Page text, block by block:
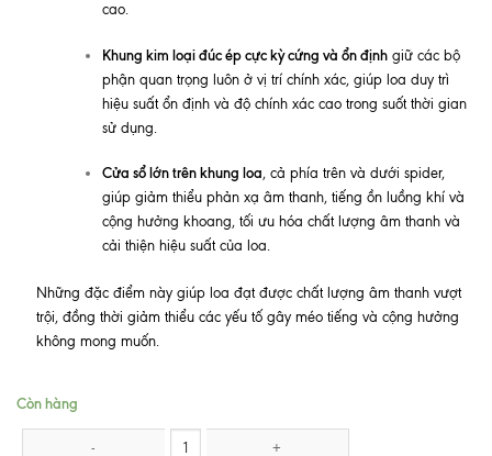
cao.
Khung kim loại đúc ép cực kỳ cứng và ổn định giữ các bộ
phận quan trọng luôn ở vị trí chính xác, giúp loa duy trì
hiệu suất ổn định và độ chính xác cao trong suốt thời gian
sử dụng.
Cửa sổ lớn trên khung loa, cả phía trên và dưới spider,
giúp giảm thiểu phản xạ âm thanh, tiếng ồn luồng khí và
cộng hưởng khoang, tối ưu hóa chất lượng âm thanh và
cải thiện hiệu suất của loa.
Những đặc điểm này giúp loa đạt được chất lượng âm thanh vượt
trội, đồng thời giảm thiểu các yếu tố gây méo tiếng và cộng hưởng
không mong muốn.
Còn hàng
Loa Woofer/Mid SEAS E0015-08S W15CY001 số lượng